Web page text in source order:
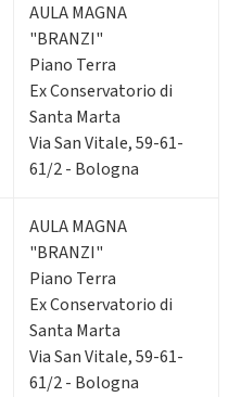
AULA MAGNA
"BRANZI"
Piano Terra
Ex Conservatorio di
Santa Marta
Via San Vitale, 59-61-
61/2 - Bologna
AULA MAGNA
"BRANZI"
Piano Terra
Ex Conservatorio di
Santa Marta
Via San Vitale, 59-61-
61/2 - Bologna